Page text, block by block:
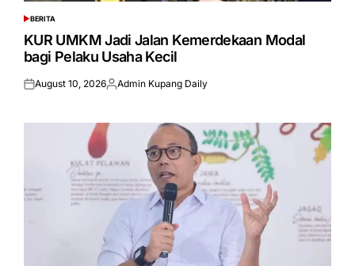
POSTED
IN
BERITA
KUR UMKM Jadi Jalan Kemerdekaan Modal
bagi Pelaku Usaha Kecil
Posted
August 10, 2026Posted
Admin Kupang Daily